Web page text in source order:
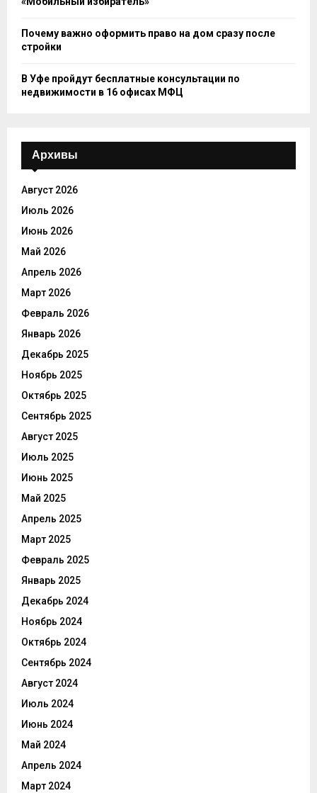
Почему важно оформить право на дом сразу после
стройки
В Уфе пройдут бесплатные консультации по
недвижимости в 16 офисах МФЦ
Архивы
Август 2026
Июль 2026
Июнь 2026
Май 2026
Апрель 2026
Март 2026
Февраль 2026
Январь 2026
Декабрь 2025
Ноябрь 2025
Октябрь 2025
Сентябрь 2025
Август 2025
Июль 2025
Июнь 2025
Май 2025
Апрель 2025
Март 2025
Февраль 2025
Январь 2025
Декабрь 2024
Ноябрь 2024
Октябрь 2024
Сентябрь 2024
Август 2024
Июль 2024
Июнь 2024
Май 2024
Апрель 2024
Март 2024